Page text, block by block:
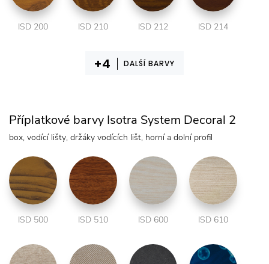
ISD 200 ISD 210 ISD 212 ISD 214
DALŠÍ BARVY
Příplatkové barvy Isotra System Decoral 2
box, vodící lišty, držáky vodících lišt, horní a dolní profil
ISD 500 ISD 510 ISD 600 ISD 610